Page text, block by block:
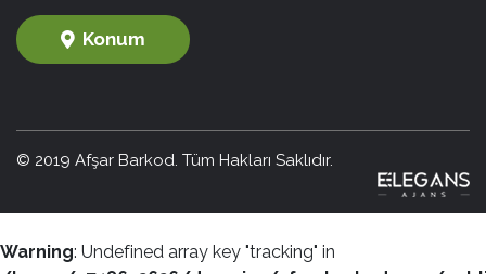
Konum
© 2019 Afşar Barkod. Tüm Hakları Saklıdır.
Warning: Undefined array key "tracking" in